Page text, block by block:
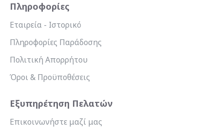
Πληροφορίες
Εταιρεία - Ιστορικό
Πληροφορίες Παράδοσης
Πολιτική Απορρήτου
Όροι & Προϋποθέσεις
Εξυπηρέτηση Πελατών
Επικοινωνήστε μαζί μας